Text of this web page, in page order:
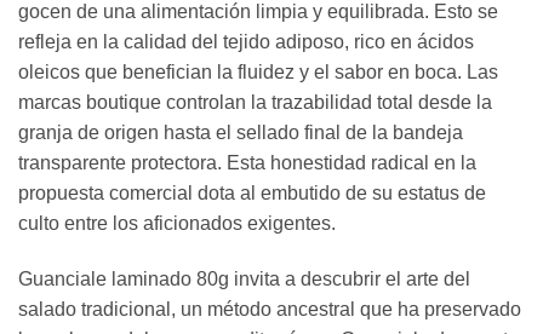
gocen de una alimentación limpia y equilibrada. Esto se
refleja en la calidad del tejido adiposo, rico en ácidos
oleicos que benefician la fluidez y el sabor en boca. Las
marcas boutique controlan la trazabilidad total desde la
granja de origen hasta el sellado final de la bandeja
transparente protectora. Esta honestidad radical en la
propuesta comercial dota al embutido de su estatus de
culto entre los aficionados exigentes.
Guanciale laminado 80g invita a descubrir el arte del
salado tradicional, un método ancestral que ha preservado